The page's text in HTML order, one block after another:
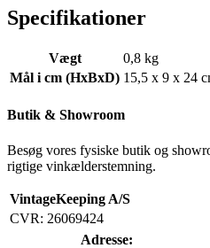
Specifikationer
Vægt
0,8 kg
Mål i cm (HxBxD) 15,5 x 9 x 24
Butik & Showroom
Besøg vores fysiske butik og
rigtige vinkælderstemning.
VintageKeeping A/S
CVR: 26069424
Adresse: